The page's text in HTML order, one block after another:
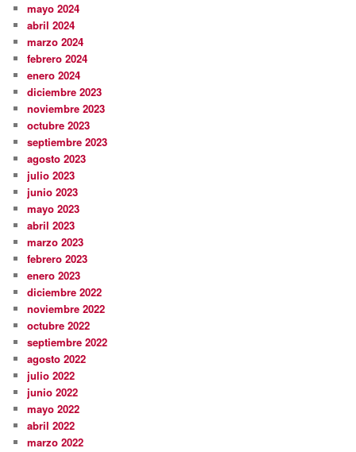
mayo 2024
abril 2024
marzo 2024
febrero 2024
enero 2024
diciembre 2023
noviembre 2023
octubre 2023
septiembre 2023
agosto 2023
julio 2023
junio 2023
mayo 2023
abril 2023
marzo 2023
febrero 2023
enero 2023
diciembre 2022
noviembre 2022
octubre 2022
septiembre 2022
agosto 2022
julio 2022
junio 2022
mayo 2022
abril 2022
marzo 2022